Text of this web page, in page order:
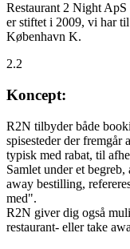
Restaurant 2 Night
er stiftet i 2009, vi har
København K.
2.2
Koncept:
R2N tilbyder både
spisesteder der fremgår
typisk med rabat, til
Samlet under et
away bestilling,
med".
R2N giver dig også
restaurant- eller take